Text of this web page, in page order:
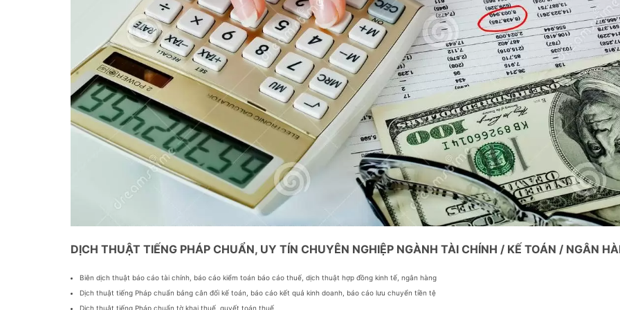
DỊCH THUẬT TIẾNG PHÁP CHUẨN, UY TÍN CHUYÊN NGHIỆP NGÀNH TÀI CHÍNH / KẾ TOÁN / NGÂN
Biên dịch thuật báo cáo tài chính, báo cáo kiểm toán báo cáo thuế, dịch thuật hợp đồng kinh tế, ngân hàng
Dịch thuật tiếng Pháp chuẩn bảng cân đối kế toán, báo cáo kết quả kinh doanh, báo cáo lưu chuyển tiền tệ
Dịch thuật tiếng Pháp chuẩn tờ khai thuế, quyết toán thuế